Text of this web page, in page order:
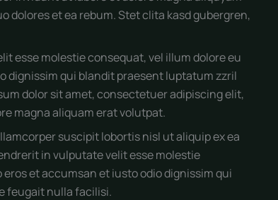
dolores et ea rebum. Stet clita kasd gubergren,
esse molestie consequat, vel illum dolore eu
dignissim qui blandit praesent luptatum zzril
dolor sit amet, consectetuer adipiscing elit,
magna aliquam erat volutpat.
suscipit lobortis nisl ut aliquip ex ea
in vulputate velit esse molestie
et accumsan et iusto odio dignissim qui
feugait nulla facilisi.